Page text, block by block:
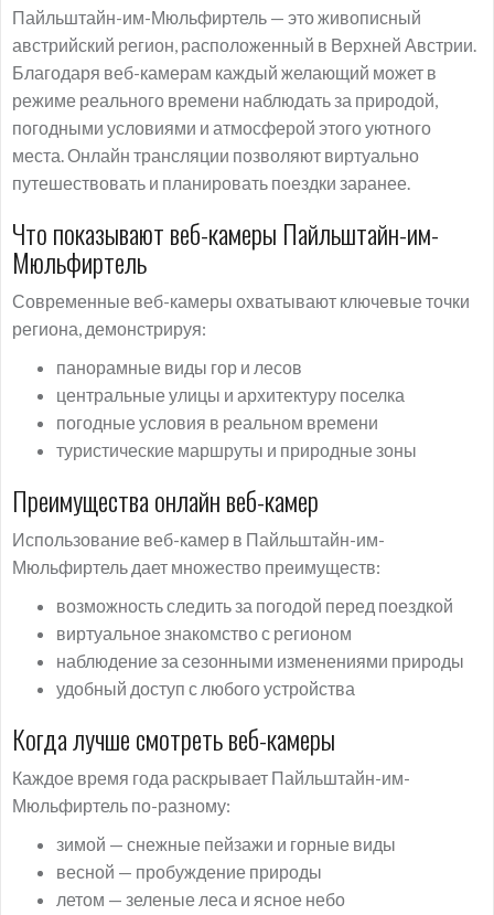
Пайльштайн-им-Мюльфиртель — это живописный
австрийский регион, расположенный в Верхней Австрии.
Благодаря веб-камерам каждый желающий может в
режиме реального времени наблюдать за природой,
погодными условиями и атмосферой этого уютного
места. Онлайн трансляции позволяют виртуально
путешествовать и планировать поездки заранее.
Что показывают веб-камеры Пайльштайн-им-
Мюльфиртель
Современные веб-камеры охватывают ключевые точки
региона, демонстрируя:
панорамные виды гор и лесов
центральные улицы и архитектуру поселка
погодные условия в реальном времени
туристические маршруты и природные зоны
Преимущества онлайн веб-камер
Использование веб-камер в Пайльштайн-им-
Мюльфиртель дает множество преимуществ:
возможность следить за погодой перед поездкой
виртуальное знакомство с регионом
наблюдение за сезонными изменениями природы
удобный доступ с любого устройства
Когда лучше смотреть веб-камеры
Каждое время года раскрывает Пайльштайн-им-
Мюльфиртель по-разному:
зимой — снежные пейзажи и горные виды
весной — пробуждение природы
летом — зеленые леса и ясное небо